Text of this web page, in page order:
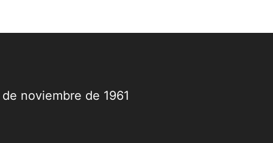
noviembre de 1961